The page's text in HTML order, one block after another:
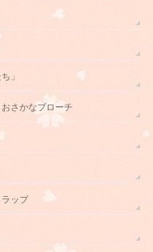
」
さかなブローチ
ラップ